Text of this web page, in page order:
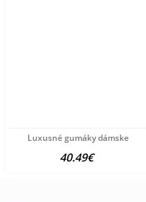
Luxusné gumáky dámske
40.49€